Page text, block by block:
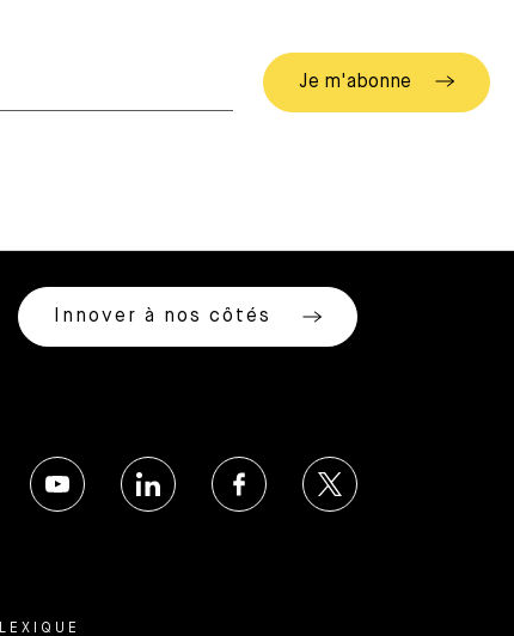
Innover à nos côtés
LEXIQUE